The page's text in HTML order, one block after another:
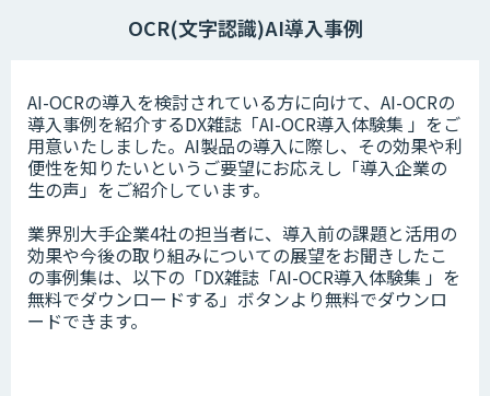
OCR(文字認識)AI導入事例
AI-OCRの導入を検討されている方に向けて、AI-OCRの
導入事例を紹介するDX雑誌「AI-OCR導入体験集 」をご
用意いたしました。AI製品の導入に際し、その効果や利
便性を知りたいというご要望にお応えし「導入企業の
生の声」をご紹介しています。
業界別大手企業4社の担当者に、導入前の課題と活用の
効果や今後の取り組みについての展望をお聞きしたこ
の事例集は、以下の「DX雑誌「AI-OCR導入体験集 」を
無料でダウンロードする」ボタンより無料でダウンロ
ードできます。